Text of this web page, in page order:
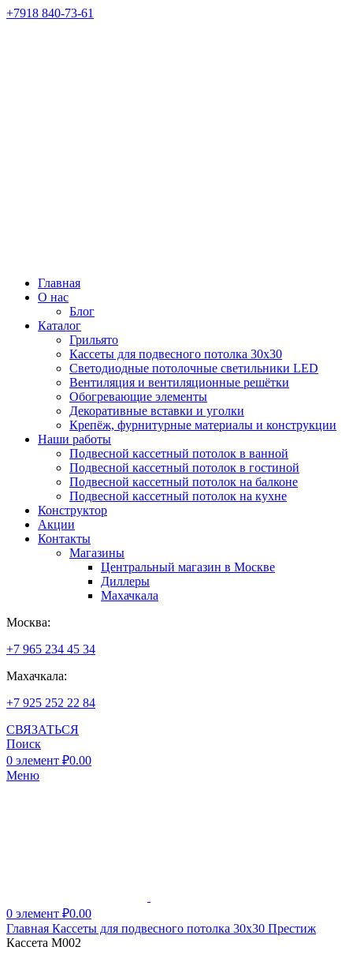
+7918 840-73-61
Главная
О нас
Блог
Каталог
Грильято
Кассеты для подвесного потолка 30х30
Светодиодные потолочные светильники LED
Вентиляция и вентиляционные решётки
Обогревающие элементы
Декоративные вставки и уголки
Крепёж, фурнитурные материалы и конструкции
Наши работы
Подвесной кассетный потолок в ванной
Подвесной кассетный потолок в гостиной
Подвесной кассетный потолок на балконе
Подвесной кассетный потолок на кухне
Конструктор
Акции
Контакты
Магазины
Центральный магазин в Москве
Диллеры
Махачкала
Москва:
+7 965 234 45 34
Махачкала:
+7 925 252 22 84
СВЯЗАТЬСЯ
Поиск
0 элемент ₽0.00
Меню
0 элемент ₽0.00
Главная Кассеты для подвесного потолка 30х30 Престиж
Кассета M002